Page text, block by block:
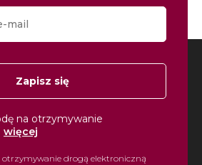
Zapisz się
na otrzymywanie
więcej
drogą elektroniczną